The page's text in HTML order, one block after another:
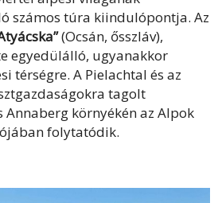
számos túra kiindulópontja. Az
(Ocsán, ősszláv),
egyedülálló, ugyanakkor
térségre. A Pielachtal és az
tagolt
környékén az Alpok
folytatódik.